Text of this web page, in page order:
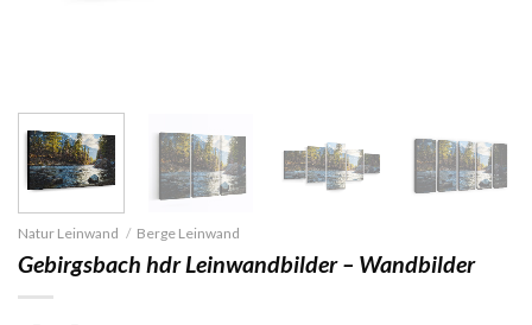
Natur Leinwand / Berge Leinwand
Gebirgsbach hdr Leinwandbilder – Wandbilder